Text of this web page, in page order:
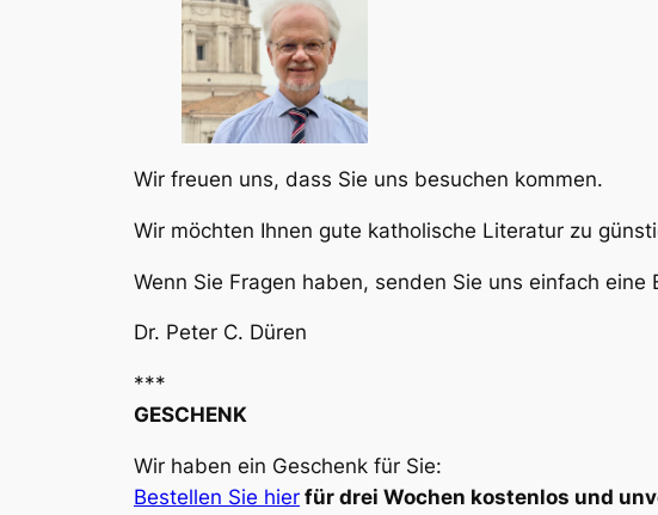
Wir freuen uns, dass Sie uns besuchen kommen.
Wir möchten Ihnen gute katholische Literatur zu
Wenn Sie Fragen haben, senden Sie uns einfach
Dr. Peter C. Düren
***
GESCHENK
Wir haben ein Geschenk für Sie:
Bestellen Sie hier für drei Wochen kostenlos und